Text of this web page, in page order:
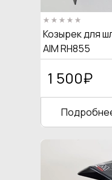
Козырек для
AIM RH855
1 500₽